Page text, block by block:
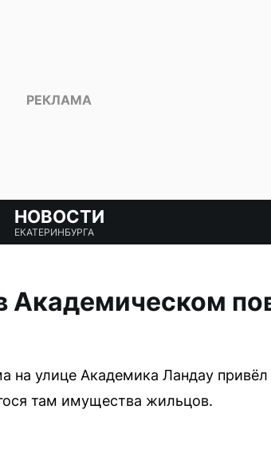
НОВОСТИ
ЕКАТЕРИНБУРГА
Академическом
на улице Академика Ландау
там имущества жильцов.